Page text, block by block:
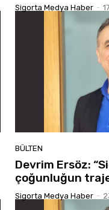
Sigorta Medya Haber -
BÜLTEN
Devrim Ersöz:
çoğunluğun
Sigorta Medya Haber -